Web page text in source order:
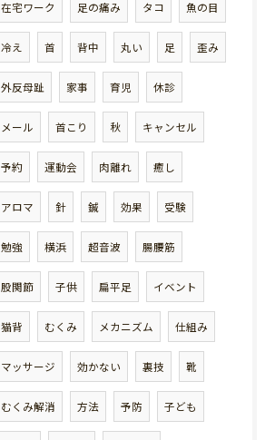
在宅ワーク 足の痛み タコ 魚の目
冷え 首 背中 丸い 足 歪み
外反母趾 家事 育児 休診
メール 首こり 秋 キャンセル
予約 運動会 肉離れ 癒し
アロマ 針 鍼 効果 受験
勉強 横浜 超音波 腸腰筋
股関節 子供 扁平足 イベント
猫背 むくみ メカニズム 仕組み
マッサージ 効かない 裏技 靴
むくみ解消 方法 予防 子ども